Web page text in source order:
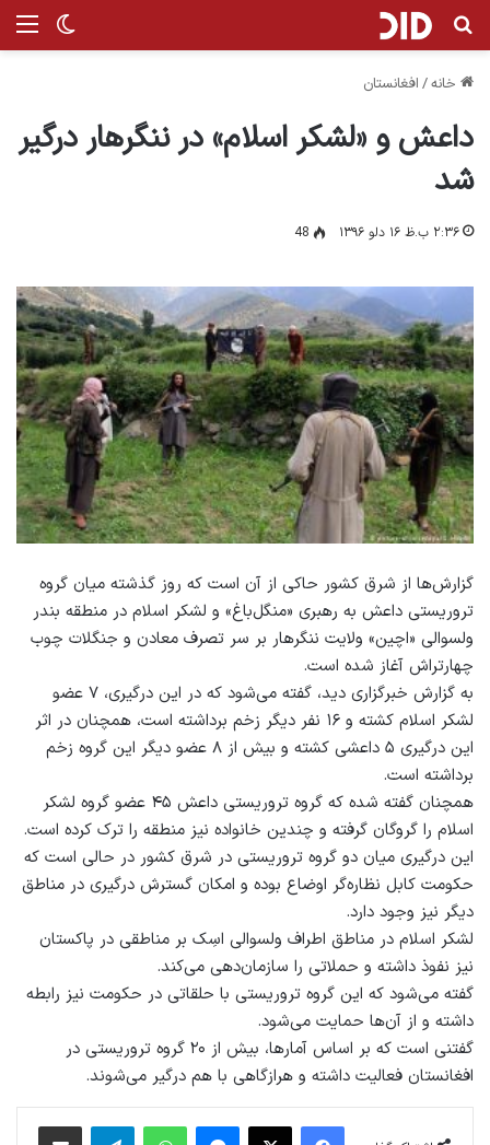
تغییر جستجو برای
خانه/ افغانستان
داعش و «لشکر اسلام» در ننگرهار درگیر
شد
۲:۳۶ ب.ظ ۱۶ دلو ۱۳۹۶ 48
گزارش‌ها از شرق کشور حاکی از آن است که روز گذشته میان گروه
تروریستی داعش به رهبری «منگل‌باغ» و لشکر اسلام در منطقه بندر
ولسوالی «اچین» ولایت ننگرهار بر سر تصرف معادن و جنگلات چوب
چهارتراش آغاز شده است.
به گزارش خبرگزاری دید، گفته می‌شود که در این درگیری، ۷ عضو
لشکر اسلام کشته و ۱۶ نفر دیگر زخم برداشته است، همچنان در اثر
این درگیری ۵ داعشی کشته و بیش از ۸ عضو دیگر این گروه زخم
برداشته است.
همچنان گفته شده که گروه تروریستی داعش ۴۵ عضو گروه لشکر
اسلام را گروگان گرفته و چندین خانواده نیز منطقه را ترک کرده است.
این درگیری میان دو گروه تروریستی در شرق کشور در حالی است که
حکومت کابل نظاره‌گر اوضاع بوده و امکان گسترش درگیری در مناطق
دیگر نیز وجود دارد.
لشکر اسلام در مناطق اطراف ولسوالی اسِک بر مناطقی در پاکستان
نیز نفوذ داشته و حملاتی را سازمان‌دهی می‌کند.
گفته می‌شود که این گروه تروریستی با حلقاتی در حکومت نیز رابطه
داشته و از آن‌ها حمایت می‌شود.
گفتنی است که بر اساس آمارها، بیش از ۲۰ گروه تروریستی در
افغانستان فعالیت داشته و هرازگاهی با هم درگیر می‌شوند.
فیس بوک پیام رسان واتس آپ